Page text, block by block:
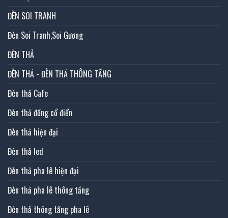
ĐÈN SOI TRANH
Đèn Soi Tranh,Soi Gương
ĐÈN THẢ
ĐÈN THẢ - ĐÈN THẢ THÔNG TẦNG
Đèn thả Cafe
Đèn thả đồng cổ điển
Đèn thả hiện đại
Đèn thả led
Đèn thả pha lê hiện đại
Đèn thả pha lê thông tầng
Đèn thả thông tầng pha lê